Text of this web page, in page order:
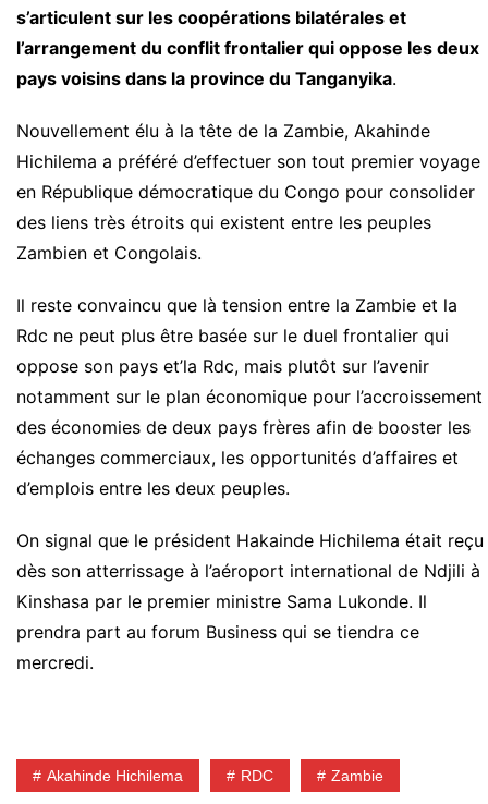
s’articulent sur les coopérations bilatérales et
l’arrangement du conflit frontalier qui oppose les deux
pays voisins dans la province du Tanganyika.
Nouvellement élu à la tête de la Zambie, Akahinde
Hichilema a préféré d’effectuer son tout premier voyage
en République démocratique du Congo pour consolider
des liens très étroits qui existent entre les peuples
Zambien et Congolais.
Il reste convaincu que là tension entre la Zambie et la
Rdc ne peut plus être basée sur le duel frontalier qui
oppose son pays et’la Rdc, mais plutôt sur l’avenir
notamment sur le plan économique pour l’accroissement
des économies de deux pays frères afin de booster les
échanges commerciaux, les opportunités d’affaires et
d’emplois entre les deux peuples.
On signal que le président Hakainde Hichilema était reçu
dès son atterrissage à l’aéroport international de Ndjili à
Kinshasa par le premier ministre Sama Lukonde. Il
prendra part au forum Business qui se tiendra ce
mercredi.
Akahinde Hichilema RDC Zambie